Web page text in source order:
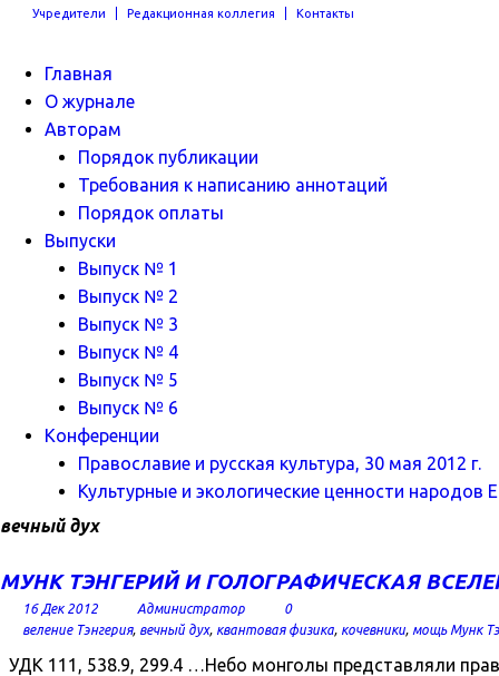
Учредители Редакционная коллегия Контакты
Главная
О журнале
Авторам
Порядок публикации
Требования к написанию аннотаций
Порядок оплаты
Выпуски
Выпуск № 1
Выпуск № 2
Выпуск № 3
Выпуск № 4
Выпуск № 5
Выпуск № 6
Конференции
Православие и русская культура, 30 мая 2012 г.
Культурные и экологические ценности народов
вечный дух
МУНК ТЭНГЕРИЙ И ГОЛОГРАФИЧЕСКАЯ
16 Дек 2012 Администратор
0
веление Тэнгерия, вечный дух, квантовая физика, кочевники, мощь Мунк
УДК 111, 538.9, 299.4 …Небо монголы представляли